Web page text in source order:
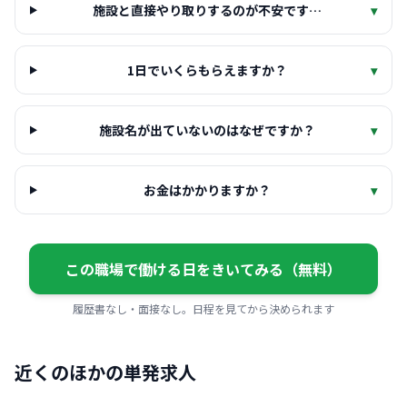
施設と直接やり取りするのが不安です… ▾
1日でいくらもらえますか？ ▾
施設名が出ていないのはなぜですか？ ▾
お金はかかりますか？ ▾
この職場で働ける日をきいてみる（無料）
履歴書なし・面接なし。日程を見てから決められます
近くのほかの単発求人